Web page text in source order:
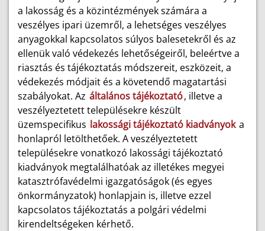
a lakosság és a közintézmények számára a
veszélyes ipari üzemről, a lehetséges veszélyes
anyagokkal kapcsolatos súlyos balesetekről és az
ellenük való védekezés lehetőségeiről, beleértve a
riasztás és tájékoztatás módszereit, eszközeit, a
védekezés módjait és a követendő magatartási
szabályokat. Az általános tájékoztató, illetve a
veszélyeztetett településekre készült
üzemspecifikus lakossági tájékoztató kiadványok a
honlapról letölthetőek. A veszélyeztetett
településekre vonatkozó lakossági tájékoztató
kiadványok megtalálhatóak az illetékes megyei
katasztrófavédelmi igazgatóságok (és egyes
önkormányzatok) honlapjain is, illetve ezzel
kapcsolatos tájékoztatás a polgári védelmi
kirendeltségeken kérhető.